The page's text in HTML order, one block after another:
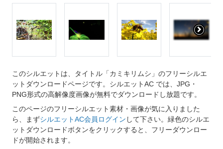
このシルエットは、タイトル「カミキリムシ」のフリーシルエ
ットダウンロードページです。シルエットAC では、JPG・
PNG形式の高解像度画像が無料でダウンロードし放題です。
このページのフリーシルエット素材・画像が気に入りました
ら、まずシルエットAC会員ログイン して下さい。緑色のシルエ
ットダウンロードボタンをクリックすると、フリーダウンロー
ドが開始されます。